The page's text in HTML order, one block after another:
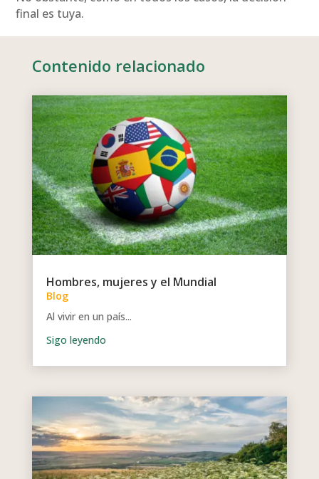
final es tuya.
Contenido relacionado
Hombres, mujeres y el Mundial
Blog
Al vivir en un país...